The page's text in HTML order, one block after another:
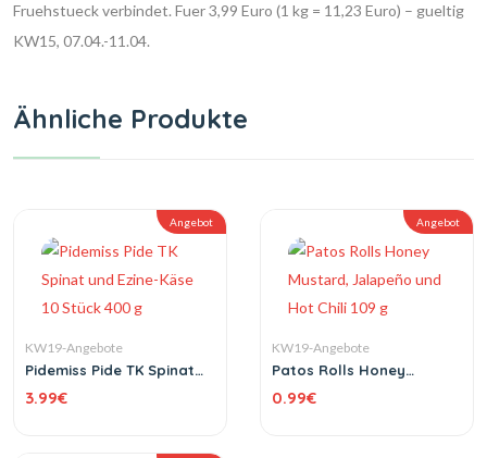
Fruehstueck verbindet. Fuer 3,99 Euro (1 kg = 11,23 Euro) – gueltig
KW15, 07.04.-11.04.
Ähnliche Produkte
Angebot
KW19-Angebote
Pidemiss Pide TK Spinat
400 g
3.99€
Angebot
KW19-Angebote
Patos Rolls Honey
Hot Chili 109 g
0.99€